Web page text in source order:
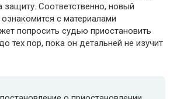
защиту. Соответственно, новый
с материалами
попросить судью приостановить
тех пор, пока он детальней не изучит